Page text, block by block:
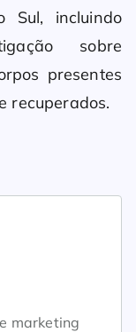
Sul, incluindo
sobre
presentes
recuperados.
marketing